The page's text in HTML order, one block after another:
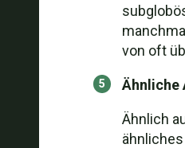
von oft
Ähnliche
Ähnlich